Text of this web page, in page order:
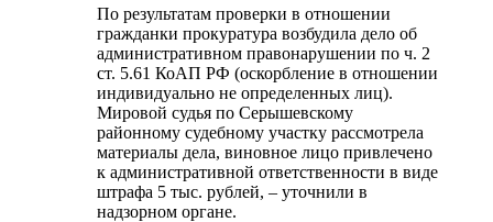
По результатам проверки в отношении
гражданки прокуратура возбудила дело об
административном правонарушении по ч. 2
ст. 5.61 КоАП РФ (оскорбление в отношении
индивидуально не определенных лиц).
Мировой судья по Серышевскому
районному судебному участку рассмотрела
материалы дела, виновное лицо привлечено
к административной ответственности в виде
штрафа 5 тыс. рублей, – уточнили в
надзорном органе.